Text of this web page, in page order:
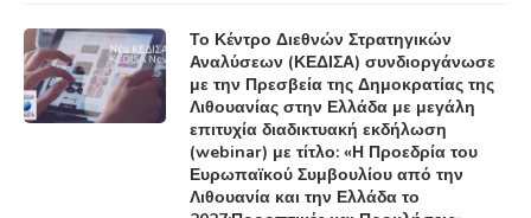
Το Κέντρο Διεθνών Στρατηγικών
Αναλύσεων (ΚΕΔΙΣΑ) συνδιοργάνωσε
με την Πρεσβεία της Δημοκρατίας της
Λιθουανίας στην Ελλάδα με μεγάλη
επιτυχία διαδικτυακή εκδήλωση
(webinar) με τίτλο: «Η Προεδρία του
Ευρωπαϊκού Συμβουλίου από την
Λιθουανία και την Ελλάδα το